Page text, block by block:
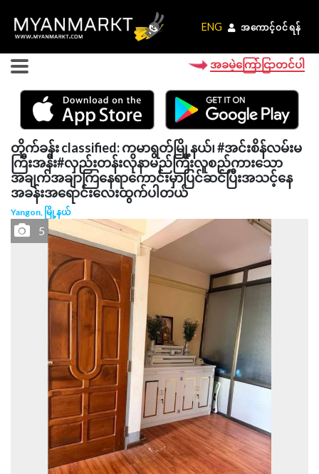
ENG အကောင့်ဝင်ရန်
ENG အကောင့်ဝင်ရန်
အခမဲ့ကြော်ငြာတင်ပါ
တိုက်ခန်း classified: ကမာရွတ်မြို့နယ်၊ #အင်းစိန်လမ်းမ
ကြီးအနီး#လှည်းတန်းလိုနာမည်ကြီးလူစည်ကားသော
အချက်အချာကြနေရာကောင်းမှာပြင်ဆင်ပြီးအသင့်နေ
အခန်းအရောင်းလေးထွက်ပါတယ်
Yangon, မြို့နယ်
5